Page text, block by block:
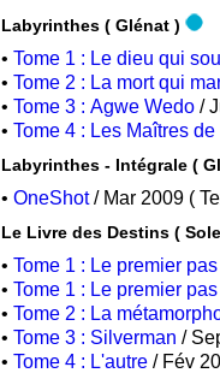
Labyrinthes ( Glénat )
• Tome 1 : Le dieu qui
• Tome 2 : La mort qui
• Tome 3 : Agwe Wedo
• Tome 4 : Les Maîtres
• OneShot / Mar
Le Livre des
• Tome 1 : Le premier pas
•
Tome 1 : Le premier pas
• Tome 2 : La
• Tome 3 : Silverman
• Tome 4 : L'autre